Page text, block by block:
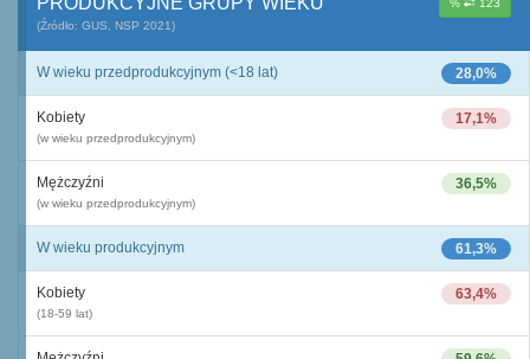
% 123
(Źródło: GUS, NSP 2021)
28,0%
W wieku przedprodukcyjnym (<18 lat)
17,1%
Kobiety
(w wieku przedprodukcyjnym)
36,5%
Mężczyźni
(w wieku przedprodukcyjnym)
61,3%
W wieku produkcyjnym
63,4%
Kobiety
(18-59 lat)